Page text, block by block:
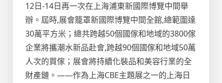
12日-14日再一次在上海浦東新國際博覽中間舉
辦。屆時,展會籠罩新國際博覽中間全館,總範圍達
30萬平方米；總共跨越50個國傢和地域的3800傢
企業將攜潮水新品赴會,跨越90個國傢和地域50萬
人次的買傢；展會將持續化裝品和美容行業的全
財產鏈。——作為上海CBE主題展之一的上海日